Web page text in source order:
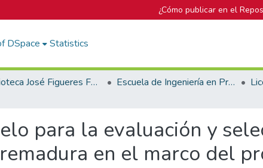
¿Cómo publicar en el
DSpace Statistics
Biblioteca José Figueres Ferrer Escuela de Ingeniería en Producción Industrial
para la evaluación y
en el marco del